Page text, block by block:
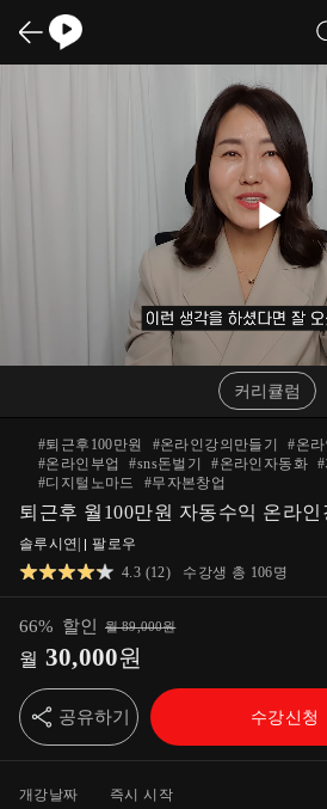
커리큘럼
#퇴근후100만원 #온라인강의만들기 #온
#온라인부업 #sns돈벌기 #온라인자동화 #
#디지털노마드 #무자본창업
퇴근후 월100만원 자동수익 온라인
솔루시연
팔로우
4.3 (12) 수강생 총 106명
66% 할인 월89,000원
월 30,000원
공유하기 수강신청
개강날짜
즉시 시작